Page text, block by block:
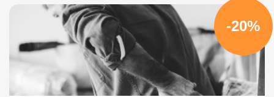
-20%